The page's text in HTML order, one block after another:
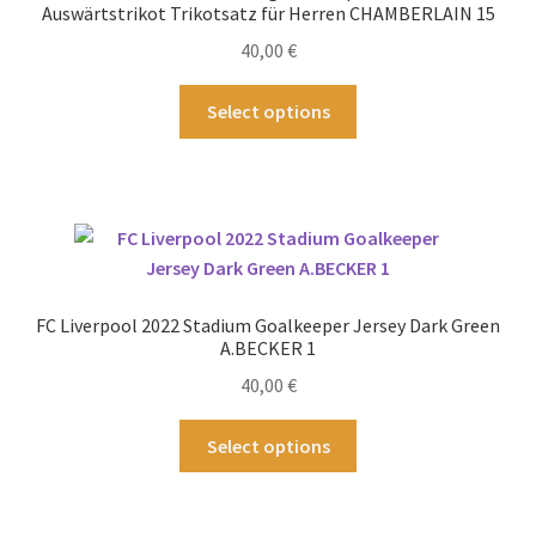
gewählt
Auswärtstrikot Trikotsatz für Herren CHAMBERLAIN 15
40,00 €
Select options
auf.
Die
können
Produktseite
FC Liverpool 2022 Stadium Goalkeeper Jersey Dark Green
A.BECKER 1
40,00 €
Select options